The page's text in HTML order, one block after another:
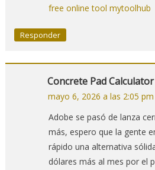
free online tool mytoolhub
Responder
Concrete Pad Calculator
mayo 6, 2026 a las 2:05 pm
Adobe se pasó de lanza
más, espero que la gente
rápido una alternativa
dólares más al mes por el